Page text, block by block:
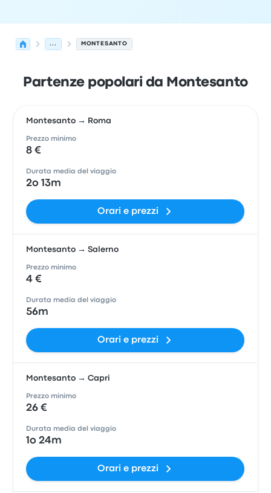
... MONTESANTO
Partenze popolari da Montesanto
Montesanto → Roma
Prezzo minimo
8 €
Durata media del viaggio
2o 13m
Orari e prezzi
Montesanto → Salerno
Prezzo minimo
4 €
Durata media del viaggio
56m
Orari e prezzi
Montesanto → Capri
Prezzo minimo
26 €
Durata media del viaggio
1o 24m
Orari e prezzi